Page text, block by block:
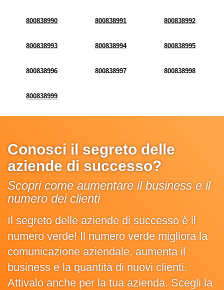
800838990 800838991 800838992
800838993 800838994 800838995
800838996 800838997 800838998
800838999
Conosci il segreto delle
aziende di successo?
Scopri come aumentare il business e il
numero dei clienti
Il segreto delle aziende di successo è il
numero verde! Il numero verde migliora la
comunicazione aziendale, aumenta il
business e la quantità di nuovi clienti.
Attivalo anche per la tua azienda. Scegli la